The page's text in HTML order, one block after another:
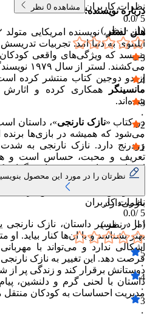
درباره نویسنده:
هلن لستر
ایلینوی به دنیا امد. تجربیات
بنویسد که ویژگی‌های واقعی
می‌کشند.
از دو دوجین کتاب منتشر کرده
مانسینگر
همکاری کرده و اثارش
شده‌اند.
در کتاب «نازک نارنجی»، داستان
می‌شود که همیشه در بازی‌ها
زودرنج دارد. نازک نارنجی به
تعریف و محبت، حساس است و
احساس تنهایی و دوری از دیگران
سعی می‌کنند با او مهربان باشند،
کند و این حساسیت بیش از حد،
بازمی‌دارد.
اما در مسیر داستان، نازک
بهتر بشناسد و با ان‌ها کنار
اشکالی ندارد و می‌تواند با
فرصت دهد. این تغییر به نازک
دوستانش برقرار کند و زندگی پر از
داستان با لحنی گرم و دلنشین،
مدیریت احساسات به کودکان منتقل
نظرات کاربران
مشاهده 0 نظر
5 /
0.0
( از ۰ نظر )
5
۰
4
۰
3
۰
2
۰
1
۰
نظرتان را در مورد این محصول
نظرات کاربران
5 /
0.0
( از ۰ نظر )
5
۰
4
۰
3
۰